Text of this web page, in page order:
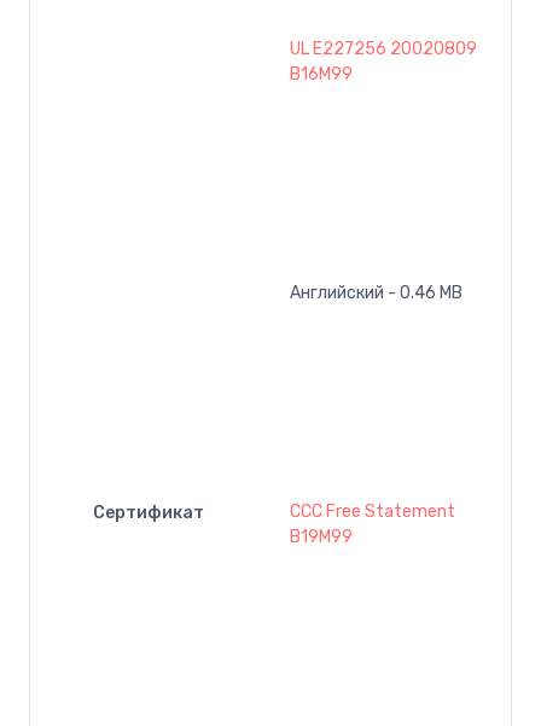
Сертификат
UL E227256 20020809
B16M99
Английский - 0.46 MB
CCC Free Statement
B19M99